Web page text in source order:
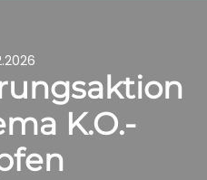
K.O.-